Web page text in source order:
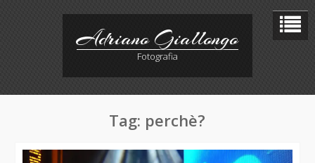
Adriano Giallongo
Fotografia
Tag: perchè?